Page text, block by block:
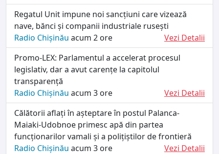
Regatul Unit impune noi sancțiuni care vizează
nave, bănci și companii industriale rusești
Radio Chișinău acum 2 ore
Vezi Detalii
Promo-LEX: Parlamentul a accelerat procesul
legislativ, dar a avut carențe la capitolul
transparență
Radio Chișinău acum 3 ore
Vezi Detalii
Călătorii aflați în așteptare în postul Palanca-
Maiaki-Udobnoe primesc apă din partea
funcționarilor vamali și a polițiștilor de frontieră
Radio Chișinău acum 3 ore
Vezi Detalii